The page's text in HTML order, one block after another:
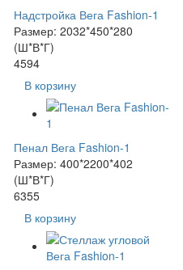
Надстройка Вега Fashion-1
Размер: 2032*450*280
(Ш*В*Г)
4594
В корзину
Пенал Вега Fashion-1
Размер: 400*2200*402
(Ш*В*Г)
6355
В корзину